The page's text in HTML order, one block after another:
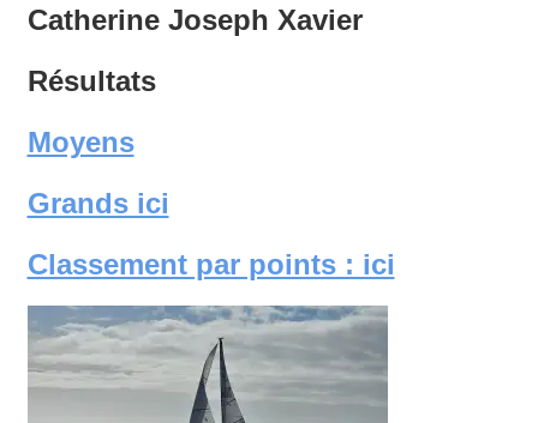
Catherine Joseph Xavier
Résultats
Moyens
Grands ici
Classement par points : ici